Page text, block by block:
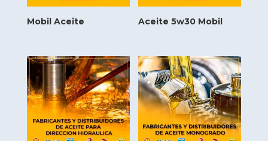
Mobil Aceite Aceite 5w30 Mobil